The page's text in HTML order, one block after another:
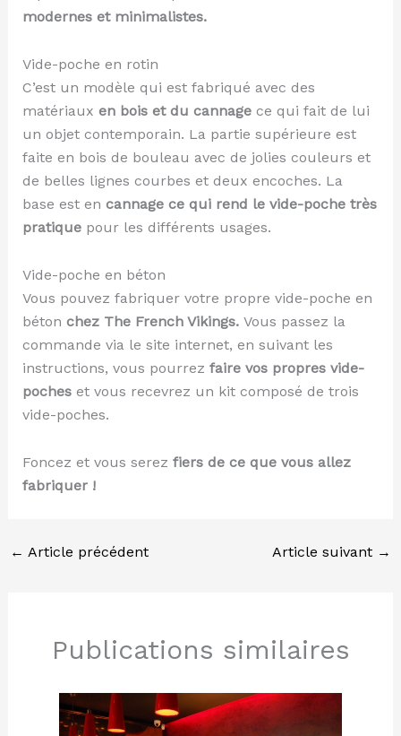
modernes et minimalistes.
Vide-poche en rotin
C’est un modèle qui est fabriqué avec des
matériaux en bois et du cannagece qui fait de lui
un objet contemporain. La partie supérieure est
faite en bois de bouleau avec de jolies couleurs et
de belles lignes courbes et deux encoches. La
base est en cannage ce qui rend le vide-poche très
pratique pour les différents usages.
Vide-poche en béton
Vous pouvez fabriquer votre propre vide-poche en
béton chez The French Vikings. Vous passez la
commande via le site internet, en suivant les
instructions, vous pourrez faire vos propres vide-
poches et vous recevrez un kit composé de trois
vide-poches.
Foncez et vous serez fiers de ce que vous allez
fabriquer !
← Article précédent Article suivant →
Publications similaires